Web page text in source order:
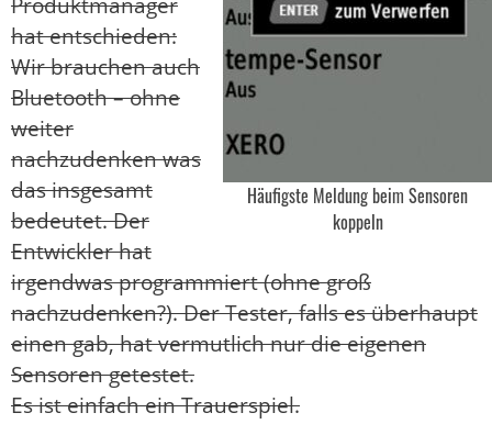
Häufigste Meldung beim Sensoren
koppeln
Produktmanager
hat entschieden:
Wir brauchen auch
Bluetooth – ohne
weiter
nachzudenken was
das insgesamt
bedeutet. Der
Entwickler hat
irgendwas programmiert (ohne groß
nachzudenken?). Der Tester, falls es überhaupt
einen gab, hat vermutlich nur die eigenen
Sensoren getestet.
Es ist einfach ein Trauerspiel.